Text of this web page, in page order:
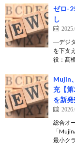
ゼロ-
し
―デジ
を下支
役：髙
Mujin
充【
を新発
総合オ
「
最小ク